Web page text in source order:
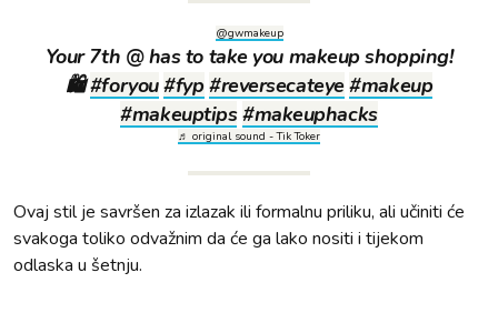
@gwmakeup
Your 7th @ has to take you makeup shopping!
🛍#foryou#fyp#reversecateye#makeup
#makeuptips#makeuphacks
♬ original sound - Tik Toker
Ovaj stil je savršen za izlazak ili formalnu priliku, ali učiniti će
svakoga toliko odvažnim da će ga lako nositi i tijekom
odlaska u šetnju.